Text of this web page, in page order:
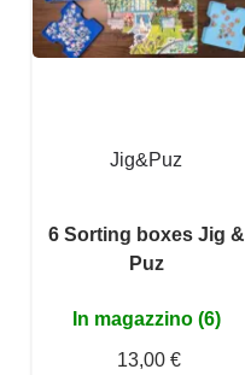
Jig&Puz
6 Sorting boxes Jig &
Puz
In magazzino (6)
13,00 €